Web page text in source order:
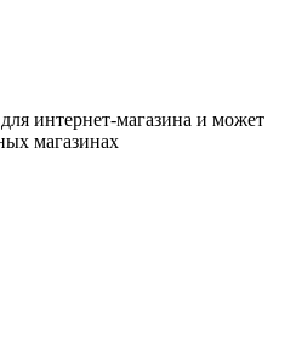
интернет-магазина и может
магазинах